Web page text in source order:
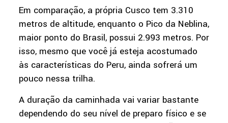
Em comparação, a própria Cusco tem 3.310
metros de altitude, enquanto o Pico da Neblina,
maior ponto do Brasil, possui 2.993 metros. Por
isso, mesmo que você já esteja acostumado
às características do Peru, ainda sofrerá um
pouco nessa trilha.
A duração da caminhada vai variar bastante
dependendo do seu nível de preparo físico e se